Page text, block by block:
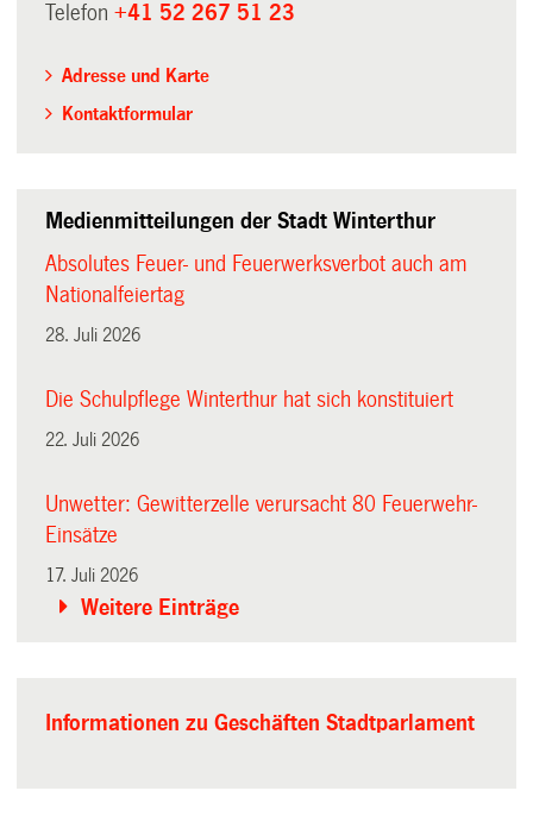
Telefon+41 52 267 51 23
Adresse und Karte
Kontaktformular
Medienmitteilungen der Stadt Winterthur
Absolutes Feuer- und Feuerwerksverbot auch am
Nationalfeiertag
28. Juli 2026
Die Schulpflege Winterthur hat sich konstituiert
22. Juli 2026
Unwetter: Gewitterzelle verursacht 80 Feuerwehr-
Einsätze
17. Juli 2026
Weitere Einträge
Informationen zu Geschäften Stadtparlament